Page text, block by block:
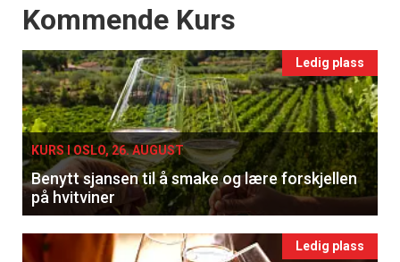
×
Få ukentlige nyhetsbrev fra
Events
Kommende Kurs
Ledig plass
KURS I OSLO, 26. AUGUST
Benytt sjansen til å smake og lære forskjellen
på hvitviner
Ledig plass